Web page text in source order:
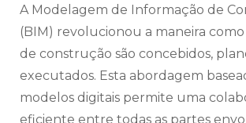
A Modelagem de Informação de
(BIM) revolucionou a maneira
de construção são concebidos,
executados. Esta abordagem
modelos digitais permite uma
eficiente entre todas as partes